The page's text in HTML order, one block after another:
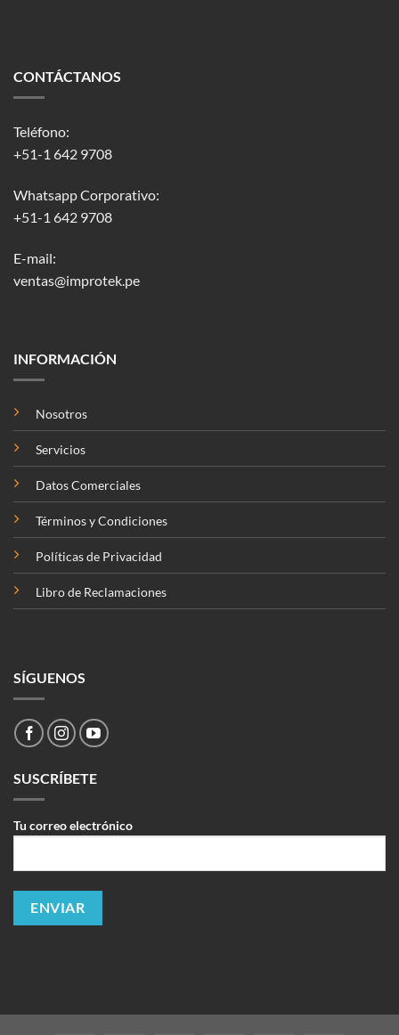
CONTÁCTANOS
Teléfono:
+51-1 642 9708
Whatsapp Corporativo:
+51-1 642 9708
E-mail:
ventas@improtek.pe
INFORMACIÓN
Nosotros
Servicios
Datos Comerciales
Términos y Condiciones
Políticas de Privacidad
Libro de Reclamaciones
SÍGUENOS
SUSCRÍBETE
Tu correo electrónico